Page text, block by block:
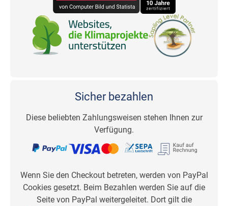
Sicher bezahlen
Diese beliebten Zahlungsweisen stehen Ihnen zur
Verfügung.
Wenn Sie den Checkout betreten, werden von PayPal
Cookies gesetzt. Beim Bezahlen werden Sie auf die
Seite von PayPal weitergeleitet. Dort gilt die